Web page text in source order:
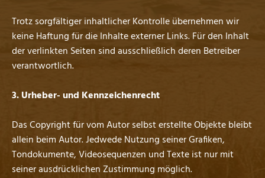
Trotz sorgfältiger inhaltlicher Kontrolle übernehmen wir
keine Haftung für die Inhalte externer Links. Für den Inhalt
der verlinkten Seiten sind ausschließlich deren Betreiber
verantwortlich.
3. Urheber- und Kennzeichenrecht
Das Copyright für vom Autor selbst erstellte Objekte bleibt
allein beim Autor. Jedwede Nutzung seiner Grafiken,
Tondokumente, Videosequenzen und Texte ist nur mit
seiner ausdrücklichen Zustimmung möglich.